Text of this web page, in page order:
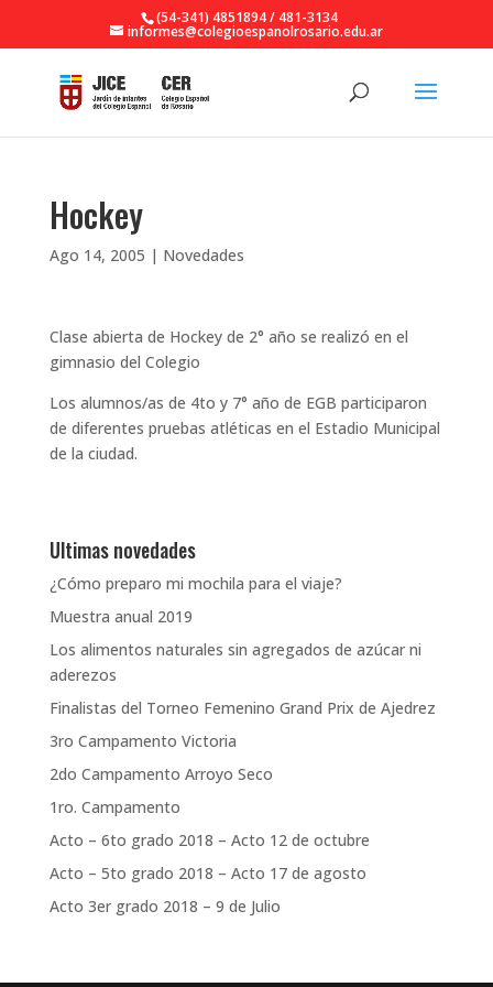
(54-341) 4851894 / 481-3134
informes@colegioespanolrosario.edu.ar
Hockey
Ago 14, 2005 | Novedades
Clase abierta de Hockey de 2° año se realizó en el
gimnasio del Colegio
Los alumnos/as de 4to y 7° año de EGB participaron
de diferentes pruebas atléticas en el Estadio Municipal
de la ciudad.
Ultimas novedades
¿Cómo preparo mi mochila para el viaje?
Muestra anual 2019
Los alimentos naturales sin agregados de azúcar ni
aderezos
Finalistas del Torneo Femenino Grand Prix de Ajedrez
3ro Campamento Victoria
2do Campamento Arroyo Seco
1ro. Campamento
Acto – 6to grado 2018 – Acto 12 de octubre
Acto – 5to grado 2018 – Acto 17 de agosto
Acto 3er grado 2018 – 9 de Julio